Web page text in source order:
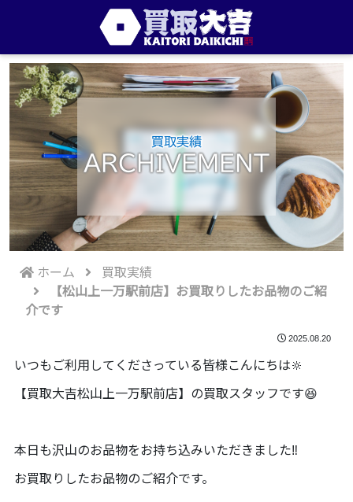
買取実績
ARCHIVEMENT
ホーム
買取実績
【松山上一万駅前店】お買取りしたお品物のご紹
介です
2025.08.20
いつもご利用してくださっている皆様こんにちは🔆
【買取大吉松山上一万駅前店】の買取スタッフです😆
本日も沢山のお品物をお持ち込みいただきました‼️
お買取りしたお品物のご紹介です。